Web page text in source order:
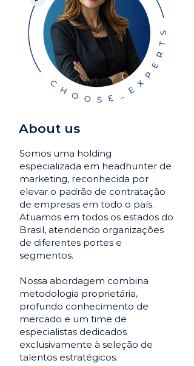
About us
Somos uma holding
especializada em headhunter de
marketing, reconhecida por
elevar o padrão de contratação
de empresas em todo o país.
Atuamos em todos os estados do
Brasil, atendendo organizações
de diferentes portes e
segmentos.
Nossa abordagem combina
metodologia proprietária,
profundo conhecimento de
mercado e um time de
especialistas dedicados
exclusivamente à seleção de
talentos estratégicos.